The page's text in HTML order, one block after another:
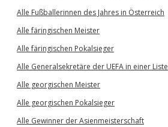
Alle Fußballerinnen des Jahres in Österreich
Alle färingischen Meister
Alle färingischen Pokalsieger
Alle Generalsekretäre der UEFA in einer Liste
Alle georgischen Meister
Alle georgischen Pokalsieger
Alle Gewinner der Asienmeisterschaft